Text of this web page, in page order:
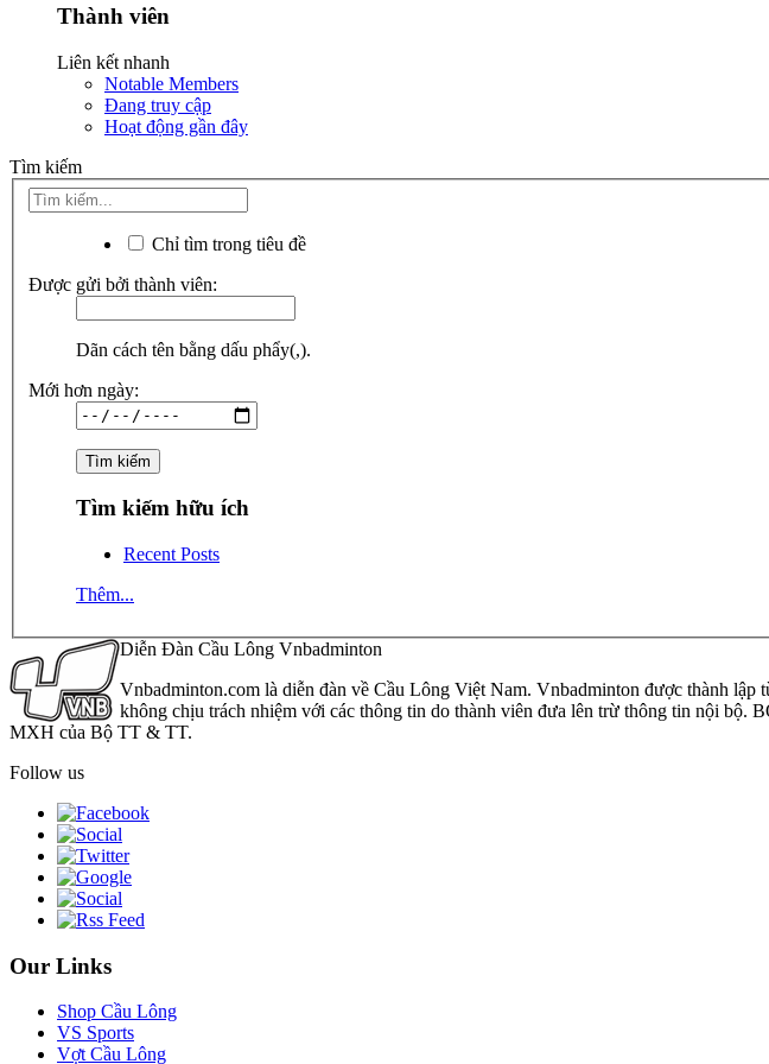
Thành viên
Liên kết nhanh
Notable Members
Đang truy cập
Hoạt động gần đây
Tìm kiếm
Chỉ tìm trong tiêu đề
Được gửi bởi thành viên:
Dãn cách tên bằng dấu phẩy(,).
Mới hơn ngày:
Tìm kiếm hữu ích
Recent Posts
Thêm...
Diễn Đàn Cầu Lông Vnbadminton
Vnbadminton.com là diễn đàn về Cầu Lông Việt Nam. Vnbadminton được thành
không chịu trách nhiệm với các thông tin do thành viên đưa lên trừ thông tin nội bộ.
MXH của Bộ TT & TT.
Follow us
Our Links
Shop Cầu Lông
VS Sports
Vợt Cầu Lông